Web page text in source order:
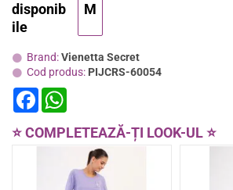
Brand:Vienetta Secret
Cod produs: PIJCRS-60054
disponib
ile
M
F
a
e t
p
p
⭐ COMPLETEAZĂ-ȚI LOOK-UL ⭐